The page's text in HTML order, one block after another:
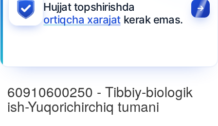
Hujjat topshirishda
ortiqcha xarajatkerak emas.
60910600250 - Tibbiy-biologik
ish-Yuqorichirchiq tumani